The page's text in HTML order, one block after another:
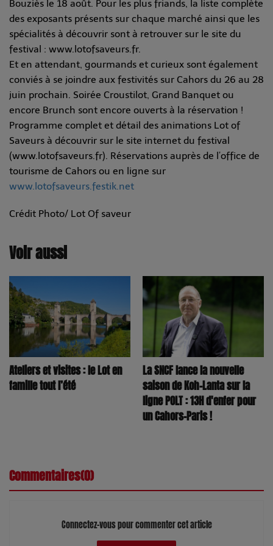
Bouziès le 18 août. Pour les plus friands, la liste complète
des exposants présents sur chaque marché ainsi que les
spécialités à découvrir sont à retrouver sur le site du
festival : www.lotofsaveurs.fr.
Et en attendant, gourmands et curieux sont également
conviés à se joindre aux festivités sur Cahors du 26 au 28
juin prochain. Soirée Croustilot, Grand Banquet ou
encore Brunch sont encore ouverts à la réservation !
Programme complet et détail des animations Lot of
Saveurs à découvrir sur le site internet du festival
(www.lotofsaveurs.fr). Réservations auprès de l’office de
tourisme de Cahors ou en ligne sur
www.lotofsaveurs.festik.net
Crédit Photo/ Lot Of saveur
Voir aussi
Ateliers et visites : le Lot en
famille tout l’été
La SNCF lance la nouvelle
saison de Koh-Lanta sur la
ligne POLT : 13H d'enfer pour
un Cahors-Paris !
Commentaires(0)
Connectez-vous pour commenter cet article